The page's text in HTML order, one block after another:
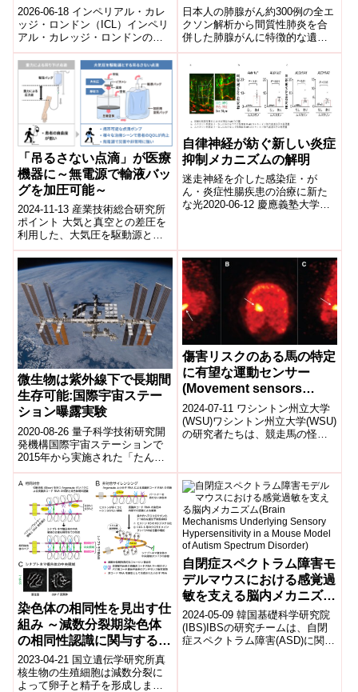
opioid detoxification
strategies, researchers
say）
2026-06-18 インペリアル・カレ
ッジ・ロンドン（ICL）インペリ
アル・カレッジ・ロンドンの研
究者らは、オピオイド使用障害
（OUD）の治療において広く行
日本人の肺腺がん約300例の全エ
クソン解析から間質性肺炎を合
併した肺腺がんに特徴的な遺伝
子変異を発見2018-08-21 国立研
究開発法人 国立がん研究センタ
ー...
「吊るさない点滴」が医療
機器に～無電源で輸液バッ
グを加圧可能～
2024-11-13 産業技術総合研究所
ポイント 大気と真空との差圧を
利用した、大気圧を駆動源とす
る空気加圧技術を実装 輸液バッ
グを挟むようなサンドイッチ型
空気...
自律神経が紡ぐ新しい炎症
抑制メカニズムの解明
迷走神経を介した感染症・が
ん・炎症性腸疾患の治療に新た
な光2020-06-12 慶應義塾大学医
微生物は紫外線下で長期間
生存可能:国際宇宙ステー
ション曝露実験
2020-08-26 量子科学技術研究開
発機構国際宇宙ステーションで
2015年から実施された「たんぽ
ぽ計画」で微生物を宇宙空間で
紫外線照射下で3年間暴露した微
生...
傷害リスクのある馬の特定
に有望な運動センサー
(Movement sensors
show promise in
identifying horses at
injury risk)
2024-07-11 ワシントン州立大学
(WSU)ワシントン州立大学(WSU)
の研究者たちは、競走馬の怪我
染色体の相同性を見出す仕
組み ～減数分裂期染色体
の相同性認識に関与する小
分子RNAシステムの発見
～
2023-04-21 国立遺伝学研究所真
核生物の生殖細胞は減数分裂に
よって卵子と精子を形成しま
自閉症スペクトラム障害モ
デルマウスにおける感覚過
敏を支える脳内メカニズム
(Brain Mechanisms
Underlying Sensory
Hypersensitivity in a
2024-05-09 韓国基礎科学研究院
(IBS)IBSの研究チームは、自閉
症スペクトラム障害(ASD)に関連